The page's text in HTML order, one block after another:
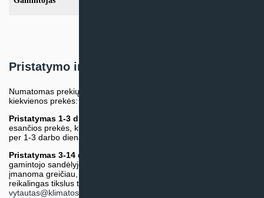
Pristatymo informacija
Numatomas prekių pristatymo terminas nurodomas atskirai prie
kiekvienos prekės:
Pristatymas 1-3 d.d.
esančios prekės, kurių atsiėmimą arba pristatymą galime suruošti
per 1-3 darbo dienas.)
Pristatymas 3-14 d.d. arba ilgiau*
gamintojo sandėlyje esančios prekės. Prekė bus pristatyta kaip
įmanoma greičiau, tačiau tiekimo terminas gali skirtis. Jei
reikalingas tikslus terminas, iš anksto teiraukitės el. paštu:
vytautas@klimatosprendimai.lt